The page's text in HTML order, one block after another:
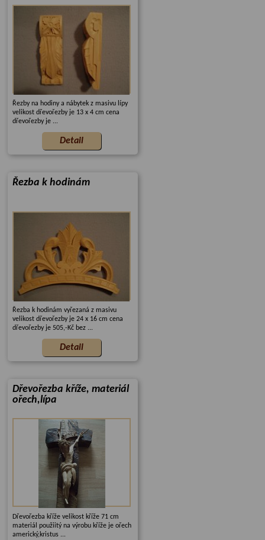
Řezby na hodiny a nábytek z masivu lípy
velikost dřevořezby je 13 x 4 cm cena
dřevořezby je ...
Řezba k hodinám
Řezba k hodinám vyřezaná z masivu
velikost dřevořezby je 24 x 16 cm cena
dřevořezby je 505,-Kč bez ...
Dřevořezba kříže, materiál
ořech,lípa
Dřevořezba kříže velikost kříže 71 cm
materiál použiitý na výrobu kříže je ořech
americký,kristus ...